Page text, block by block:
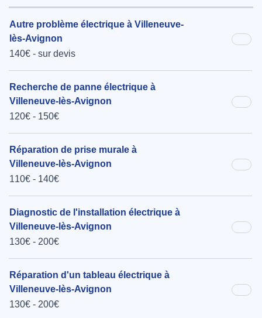
Autre problème électrique à Villeneuve-
lès-Avignon
140€ - sur devis
Recherche de panne électrique à
Villeneuve-lès-Avignon
120€ - 150€
Réparation de prise murale à
Villeneuve-lès-Avignon
110€ - 140€
Diagnostic de l'installation électrique à
Villeneuve-lès-Avignon
130€ - 200€
Réparation d'un tableau électrique à
Villeneuve-lès-Avignon
130€ - 200€